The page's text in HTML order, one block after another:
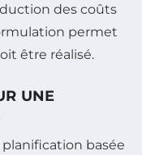
des coûts
permet
être réalisé.
UNE
basée